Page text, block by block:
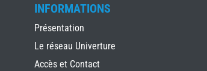
INFORMATIONS
Présentation
Le réseau Univerture
Accès et Contact